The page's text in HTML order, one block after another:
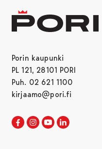
Porin kaupunki
PL 121, 28101 PORI
Puh. 02 621 1100
kirjaamo@pori.fi
Porin kaupunki
Avautuu uudessa
Porin kaupunki
Avautuu uudessa
Porin
Avautuu